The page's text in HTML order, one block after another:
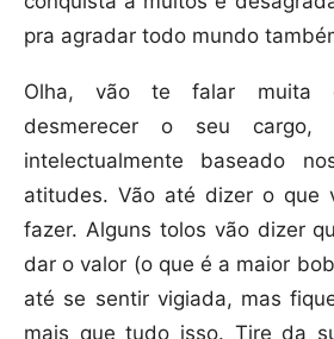
pra agradar todo mundo
Olha, vão te falar muita
desmerecer o seu
intelectualmente baseado
atitudes. Vão até dizer o que
fazer. Alguns tolos vão dizer
dar o valor (o que é a maior
até se sentir vigiada, mas
mais que tudo isso. Tire da